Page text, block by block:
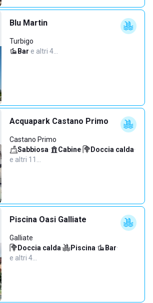
Blu Martin
Turbigo
Bar·e altri 4…
Acquapark Castano Primo
Castano Primo
Sabbiosa· Cabine· Doccia calda·
e altri 11…
Piscina Oasi Galliate
Galliate
Doccia calda· Piscina· Bar·
e altri 4…